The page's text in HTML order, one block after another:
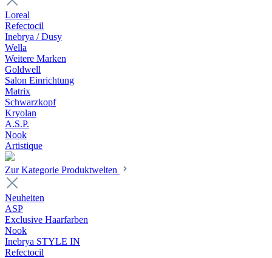
Loreal
Refectocil
Inebrya / Dusy
Wella
Weitere Marken
Goldwell
Salon Einrichtung
Matrix
Schwarzkopf
Kryolan
A.S.P.
Nook
Artistique
Zur Kategorie Produktwelten
Neuheiten
ASP
Exclusive Haarfarben
Nook
Inebrya STYLE IN
Refectocil